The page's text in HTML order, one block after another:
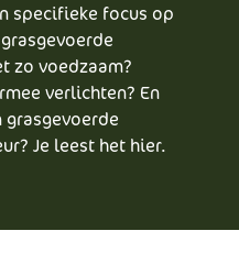
specifieke focus op
zo voedzaam?
verlichten? En
Je leest het hier.